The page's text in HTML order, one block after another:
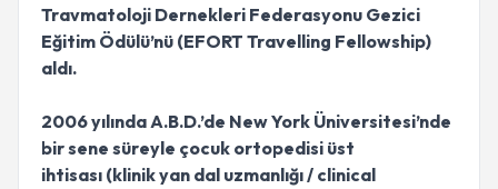
Travmatoloji Dernekleri Federasyonu Gezici
Eğitim Ödülü’nü (EFORT Travelling Fellowship)
aldı.
2006 yılında A.B.D.’de New York Üniversitesi’nde
bir sene süreyle çocuk ortopedisi üst
ihtisası (klinik yan dal uzmanlığı / clinical